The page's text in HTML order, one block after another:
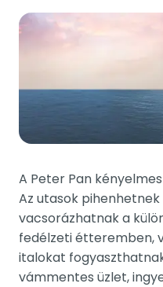
A Peter Pan
Az utasok
vacsorázhatnak a
fedélzeti étteremben,
italokat
vámmentes üzlet,